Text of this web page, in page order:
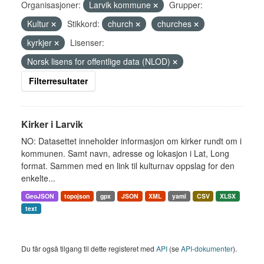
Organisasjoner:
Larvik kommune
Grupper:
Kultur
Stikkord: church
churches
kyrkjer
Lisenser:
Norsk lisens for offentlige data (NLOD)
Filterresultater
Kirker i Larvik
NO: Datasettet inneholder informasjon om kirker rundt om i
kommunen. Samt navn, adresse og lokasjon i Lat, Long
format. Sammen med en link til kulturnav oppslag for den
enkelte...
GeoJSON topojson gpx JSON XML yaml CSV
XLSX
text
Du får også tilgang til dette registeret med API (seAPI-dokumenter).